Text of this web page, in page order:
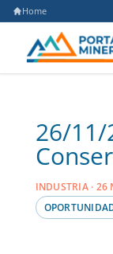
Home
26/11/
INDUSTRIA · 26